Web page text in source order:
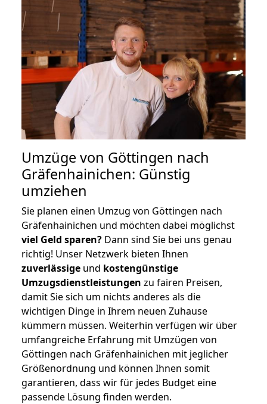
Umzüge von Göttingen nach
Gräfenhainichen: Günstig
umziehen
Sie planen einen Umzug von Göttingen nach
Gräfenhainichen und möchten dabei möglichst
viel Geld sparen? Dann sind Sie bei uns genau
richtig! Unser Netzwerk bieten Ihnen
zuverlässige und kostengünstige
Umzugsdienstleistungen zu fairen Preisen,
damit Sie sich um nichts anderes als die
wichtigen Dinge in Ihrem neuen Zuhause
kümmern müssen. Weiterhin verfügen wir über
umfangreiche Erfahrung mit Umzügen von
Göttingen nach Gräfenhainichen mit jeglicher
Größenordnung und können Ihnen somit
garantieren, dass wir für jedes Budget eine
passende Lösung finden werden.